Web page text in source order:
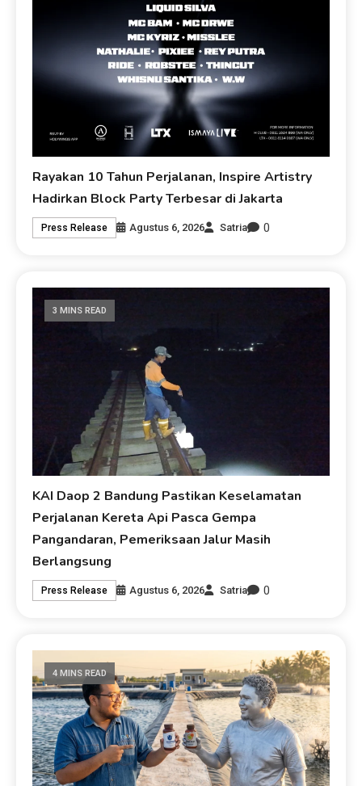
Rayakan 10 Tahun Perjalanan, Inspire Artistry
Hadirkan Block Party Terbesar di Jakarta
Press Release Agustus 6, 2026 Satria 0
3 MINS READ
KAI Daop 2 Bandung Pastikan Keselamatan
Perjalanan Kereta Api Pasca Gempa
Pangandaran, Pemeriksaan Jalur Masih
Berlangsung
Press Release Agustus 6, 2026 Satria 0
4 MINS READ